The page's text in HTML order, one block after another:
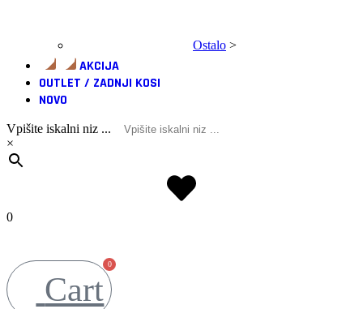
Ostalo >
AKCIJA
OUTLET / ZADNJI KOSI
NOVO
Vpišite iskalni niz ...
×
0
0
Cart